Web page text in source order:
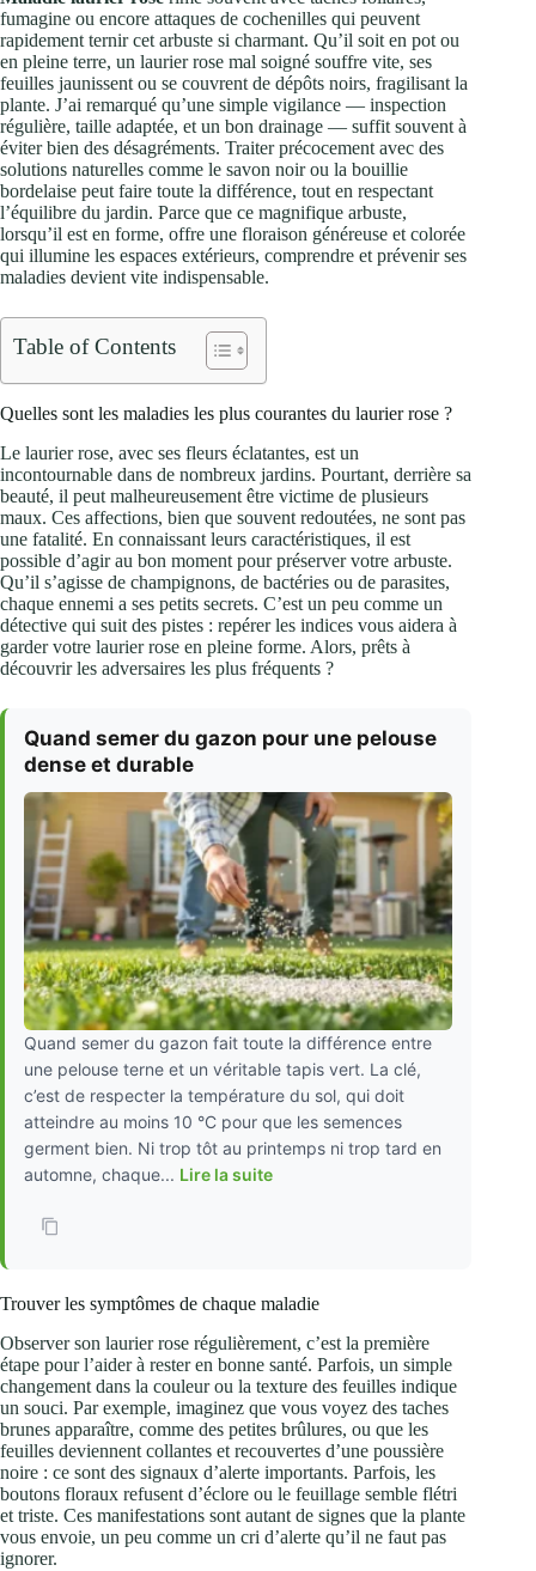
fumagine ou encore attaques de cochenilles qui peuvent
rapidement ternir cet arbuste si charmant. Qu’il soit en pot ou
en pleine terre, un laurier rose mal soigné souffre vite, ses
feuilles jaunissent ou se couvrent de dépôts noirs, fragilisant la
plante. J’ai remarqué qu’une simple vigilance — inspection
régulière, taille adaptée, et un bon drainage — suffit souvent à
éviter bien des désagréments. Traiter précocement avec des
solutions naturelles comme le savon noir ou la bouillie
bordelaise peut faire toute la différence, tout en respectant
l’équilibre du jardin. Parce que ce magnifique arbuste,
lorsqu’il est en forme, offre une floraison généreuse et colorée
qui illumine les espaces extérieurs, comprendre et prévenir ses
maladies devient vite indispensable.
Table of Contents
Quelles sont les maladies les plus courantes du laurier rose ?
Le laurier rose, avec ses fleurs éclatantes, est un
incontournable dans de nombreux jardins. Pourtant, derrière sa
beauté, il peut malheureusement être victime de plusieurs
maux. Ces affections, bien que souvent redoutées, ne sont pas
une fatalité. En connaissant leurs caractéristiques, il est
possible d’agir au bon moment pour préserver votre arbuste.
Qu’il s’agisse de champignons, de bactéries ou de parasites,
chaque ennemi a ses petits secrets. C’est un peu comme un
détective qui suit des pistes : repérer les indices vous aidera à
garder votre laurier rose en pleine forme. Alors, prêts à
découvrir les adversaires les plus fréquents ?
Quand semer du gazon pour une pelouse
dense et durable
Quand semer du gazon fait toute la différence entre
une pelouse terne et un véritable tapis vert. La clé,
c’est de respecter la température du sol, qui doit
atteindre au moins 10 °C pour que les semences
germent bien. Ni trop tôt au printemps ni trop tard en
automne, chaque... Lire la suite
Trouver les symptômes de chaque maladie
Observer son laurier rose régulièrement, c’est la première
étape pour l’aider à rester en bonne santé. Parfois, un simple
changement dans la couleur ou la texture des feuilles indique
un souci. Par exemple, imaginez que vous voyez des taches
brunes apparaître, comme des petites brûlures, ou que les
feuilles deviennent collantes et recouvertes d’une poussière
noire : ce sont des signaux d’alerte importants. Parfois, les
boutons floraux refusent d’éclore ou le feuillage semble flétri
et triste. Ces manifestations sont autant de signes que la plante
vous envoie, un peu comme un cri d’alerte qu’il ne faut pas
ignorer.